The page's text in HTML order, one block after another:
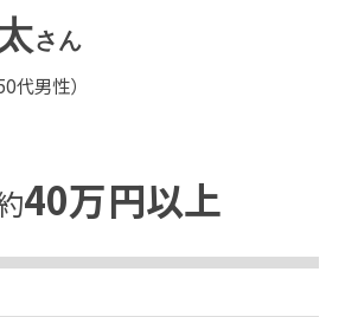
さん
代男性）
40万円以上